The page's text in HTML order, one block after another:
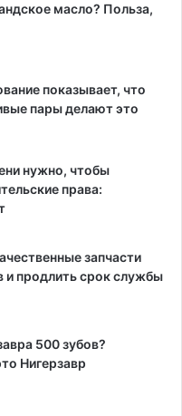
масло? Польза,
показывает, что
пары делают это
нужно, чтобы
права:
запчасти
и продлить срок службы
500 зубов?
Нигерзавр